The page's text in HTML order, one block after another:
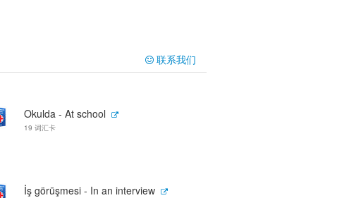
联系我们
Okulda - At school
19 词汇卡
İş görüşmesi - In an interview